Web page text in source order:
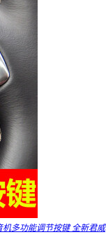
多功能调节按键 全新君威